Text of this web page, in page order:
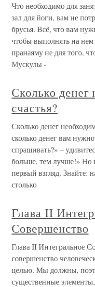
Что необходимо для
зал для йоги, вам не
брусья. Всё, что вам
чтобы выполнять на
пранаяму не для того,
Мускулы -
Сколько денег
счастья?
Сколько денег
сколько денег вам
спрашивать?» –
больше, тем лучше!» Но
первый взгляд. Знайте:
столько
Глава II
Совершенство
Глава II
совершенство
целью. Мы должны,
существенные